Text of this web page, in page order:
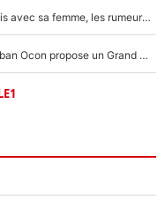
F1 : Charles Leclerc surpris par les paparazzis avec sa femme, les rumeurs étaient vraies !
Comme pour le final du Tour de France, Esteban Ocon propose un Grand Prix de Formule 1 à Paris : «Autour de l’Arc de Triomphe, ce serait génial» !